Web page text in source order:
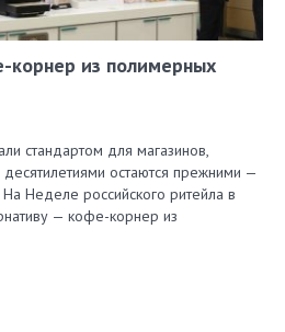
корнер из полимерных
стандартом для магазинов,
остаются прежними —
Неделе российского ритейла в
— кофе-корнер из